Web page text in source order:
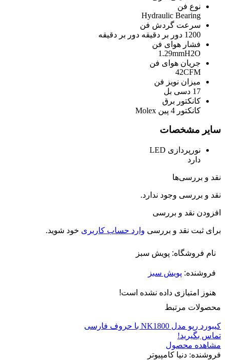
نوع فن
Hydraulic Bearing
سرعت گردش فن
1200 دور بر دقیقه دور بر دقیقه
فشار هوای فن
1.29mmH2O
جریان هوای فن
42CFM
میزان نویز فن
17 دسی بل
کانکتور برق
کانکتور 4 پین Molex
سایر مشخصات
نورپردازی LED
دارد
نقد و بررسی‌ها
نقد و بررسی وجود ندارد.
افزودن نقد و بررسی
برای ثبت نقد و بررسی وارد حساب کاربری خود شوید.
نام فروشگاه: پویش سبز
فروشنده: پویش سبز
هنوز امتیازی داده نشده است!
محصولات مرتبط
کیبورد رپو مدل NK1800 با حروف فارسی
تماس بگیرید!
مشاهده محصول
فروشنده: دنیا کامپیوتر